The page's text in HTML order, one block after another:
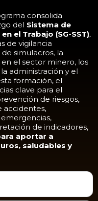
consolida
del Sistema de
el Trabajo (SG-SST),
de vigilancia
simulacros, la
el sector minero, los
administración y el
formación, el
clave para el
de riesgos,
accidentes,
de indicadores,
aportar a
saludables y